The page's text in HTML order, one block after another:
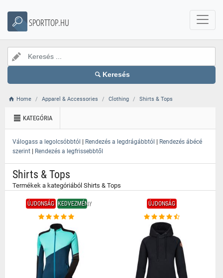
SPORTTOP.HU
Keresés
Home Apparel & Accessories Clothing Shirts & Tops
KATEGÓRIA
Válogass a legolcsóbbtól | Rendezés a legdrágábbtól | Rendezés ábécé
szerint | Rendezés a legfrissebbtől
Shirts & Tops
Termékek a kategóriából Shirts & Tops
ÚJDONSÁG KEDVEZMÉNY ÚJDONSÁG